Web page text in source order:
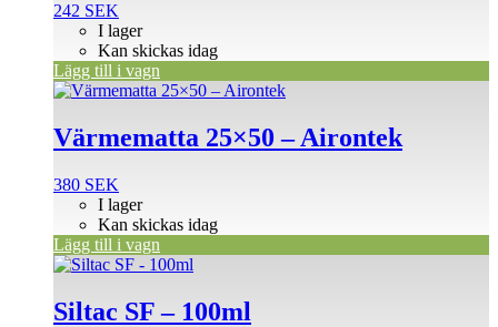
242 SEK
I lager
Kan skickas idag
Lägg till i vagn
Värmematta 25×50 – Airontek
380 SEK
I lager
Kan skickas idag
Lägg till i vagn
Siltac SF – 100ml